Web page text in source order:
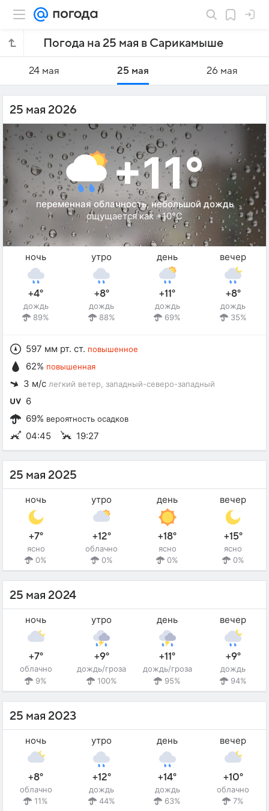
Погода на 25 мая в Сарикамыше
24 мая 25 мая 26 мая
25 мая 2026
+11°
переменная облачность, небольшой дождь
ощущается как +10°C
ночь
+4°
дождь
89%
утро
+8°
дождь
88%
день
+11°
дождь
69%
вечер
+8°
дождь
35%
597 мм рт. ст. повышенное
62% повышенная
3 м/с легкий ветер , западный-северо-западный
6
69% вероятность осадков
04:45 19:27
25 мая 2025
ночь
+7°
ясно
0%
утро
+12°
облачно
0%
день
+18°
ясно
0%
вечер
+15°
ясно
0%
25 мая 2024
ночь
+7°
облачно
9%
утро
+9°
дождь/гроза
100%
день
+11°
дождь/гроза
95%
вечер
+9°
дождь
94%
25 мая 2023
ночь
+8°
облачно
11%
утро
+12°
дождь
44%
день
+14°
дождь
63%
вечер
+10°
облачно
7%